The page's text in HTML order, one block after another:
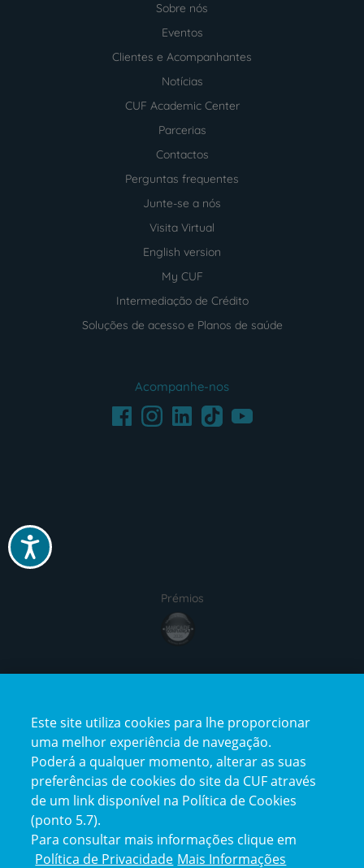
Acessibilidade
Sobre nós
Eventos
Clientes e Acompanhantes
Notícias
CUF Academic Center
Parcerias
Contactos
Perguntas frequentes
Junte-se a nós
Visita Virtual
English version
My CUF
Intermediação de Crédito
Soluções de acesso e Planos de saúde
Acompanhe-nos
FacebookInstagramLinkedInTikTokYoutube
Prémios
Reclamações
e
Este site utiliza cookies para lhe proporcionar
uma melhor experiência de navegação.
Poderá a qualquer momento, alterar as suas
preferências de cookies do site da CUF através
de um link disponível na Política de Cookies
(ponto 5.7).
Para consultar mais informações clique em
Política de Privacidade Mais Informações